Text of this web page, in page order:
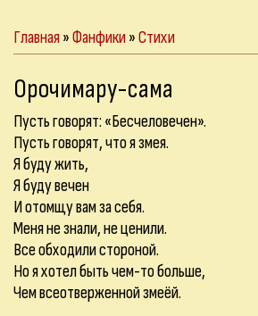
Главная»Фанфики»Стихи
Орочимару-сама
Пусть говорят: «Бесчеловечен».
Пусть говорят, что я змея.
Я буду жить,
Я буду вечен
И отомщу вам за себя.
Меня не знали, не ценили.
Все обходили стороной.
Но я хотел быть чем-то больше,
Чем всеотверженной змеёй.